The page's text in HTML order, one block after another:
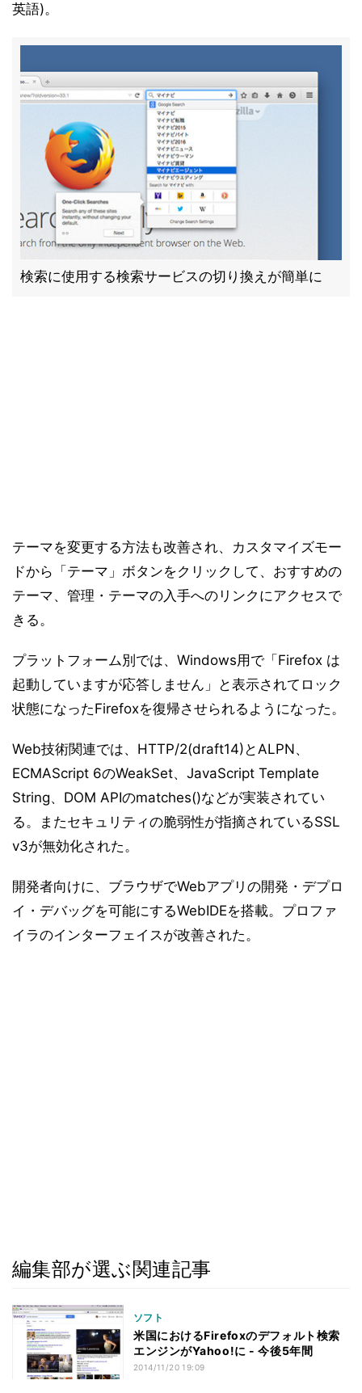
英語)。
検索に使用する検索サービスの切り換えが簡単に
テーマを変更する方法も改善され、カスタマイズモー
ドから「テーマ」ボタンをクリックして、おすすめの
テーマ、管理・テーマの入手へのリンクにアクセスで
きる。
プラットフォーム別では、Windows用で「Firefox は
起動していますが応答しません」と表示されてロック
状態になったFirefoxを復帰させられるようになった。
Web技術関連では、HTTP/2(draft14)とALPN、
ECMAScript 6のWeakSet、JavaScript Template
String、DOM APIのmatches()などが実装されてい
る。またセキュリティの脆弱性が指摘されているSSL
v3が無効化された。
開発者向けに、ブラウザでWebアプリの開発・デプロ
イ・デバッグを可能にするWebIDEを搭載。プロファ
イラのインターフェイスが改善された。
編集部が選ぶ関連記事
ソフト
米国におけるFirefoxのデフォルト検索
エンジンがYahoo!に - 今後5年間
2014/11/20 19:09